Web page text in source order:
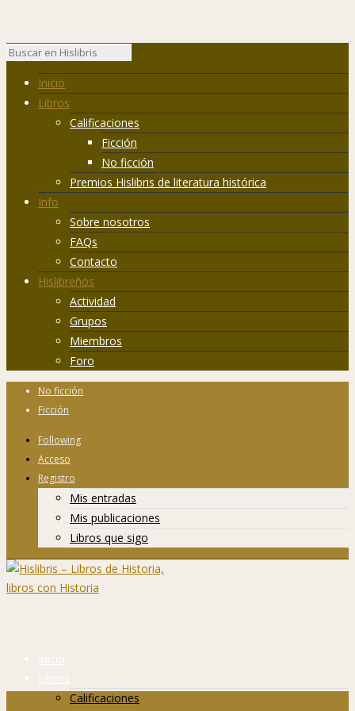
Inicio
Libros
Calificaciones
Ficción
No ficción
Premios Hislibris de literatura histórica
Info
Sobre nosotros
FAQs
Contacto
Hislibreños
Actividad
Grupos
Miembros
Foro
No ficción
Ficción
Following
Acceso
Registro
Mis entradas
Mis publicaciones
Libros que sigo
Inicio
Libros
Calificaciones